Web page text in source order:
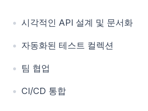
시각적인 API 설계 및 문서화
자동화된 테스트 컬렉션
팀 협업
CI/CD 통합